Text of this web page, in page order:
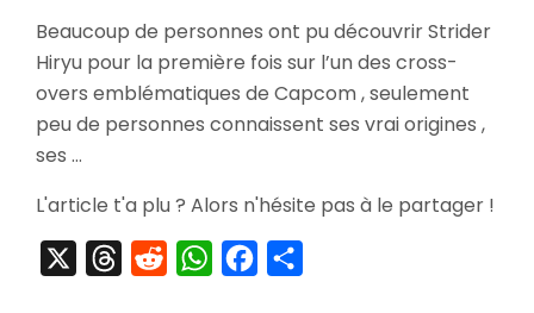
Strider
Un
Discret
Beaucoup de personnes ont pu découvrir Strider
Hiryu pour la première fois sur l’un des cross-
overs emblématiques de Capcom , seulement
peu de personnes connaissent ses vrai origines ,
ses …
L'article t'a plu ? Alors n'hésite pas à le partager !
ThreadsRedditWhatsAppFacebook